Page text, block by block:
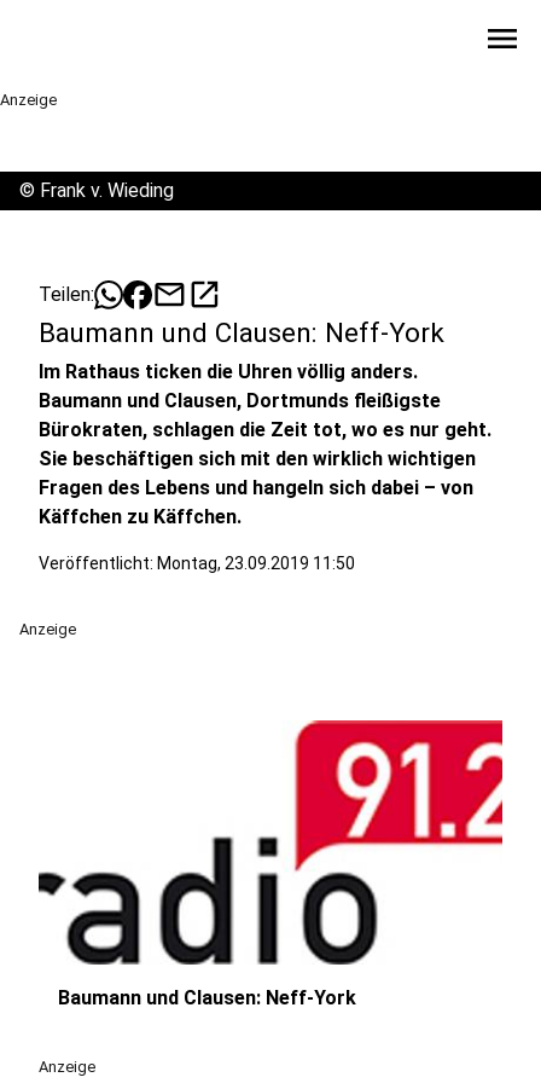
menu
Anzeige
© Frank v. Wieding
Teilen: mailopen_in_new
Baumann und Clausen: Neff-York
Im Rathaus ticken die Uhren völlig anders.
Baumann und Clausen, Dortmunds fleißigste
Bürokraten, schlagen die Zeit tot, wo es nur geht.
Sie beschäftigen sich mit den wirklich wichtigen
Fragen des Lebens und hangeln sich dabei – von
Käffchen zu Käffchen.
Veröffentlicht: Montag, 23.09.2019 11:50
Anzeige
Baumann und Clausen: Neff-York
Anzeige